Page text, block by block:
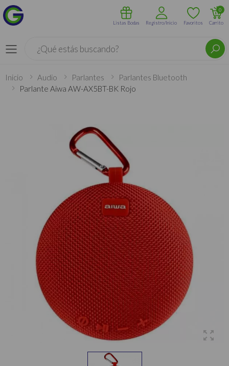
Menú
Listas Bodas Registro/Inicio Favoritos Carrito
0
Inicio Audio Parlantes
Parlantes Bluetooth
Parlante Aiwa AW-AX5BT-BK Rojo